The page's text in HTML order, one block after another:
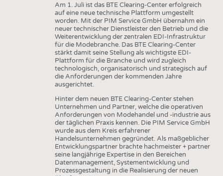
Am 1. Juli ist das BTE Clearing-Center erfolgreich
auf eine neue technische Plattform umgestellt
worden. Mit der PIM Service GmbH übernahm ein
neuer technischer Dienstleister den Betrieb und die
Weiterentwicklung der zentralen EDI-Infrastruktur
für die Modebranche. Das BTE Clearing-Center
stärkt damit seine Stellung als wichtigste EDI-
Plattform für die Branche und wird zugleich
technologisch, organisatorisch und strategisch auf
die Anforderungen der kommenden Jahre
ausgerichtet.
Hinter dem neuen BTE Clearing-Center stehen
Unternehmen und Partner, welche die operativen
Anforderungen von Modehandel und -industrie aus
der täglichen Praxis kennen. Die PIM Service GmbH
wurde aus dem Kreis erfahrener
Handelsunternehmen gegründet. Als maßgeblicher
Entwicklungspartner brachte hachmeister + partner
seine langjährige Expertise in den Bereichen
Datenmanagement, Systementwicklung und
Prozessgestaltung in die Realisierung der neuen